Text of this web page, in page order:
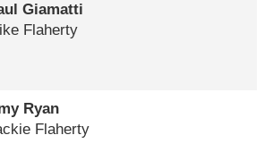
Giamatti
Flaherty
Ryan
Flaherty